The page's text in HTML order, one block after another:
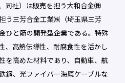
同社）は販売を担う大和合金㈱
う三芳合金工業㈱（埼玉県三芳
ひと筋の開発型企業である。特殊
、高熱伝導性、耐腐食性を活かし
を高めた材料であり、自動車、航
鋼、光ファイバー海底ケーブルな